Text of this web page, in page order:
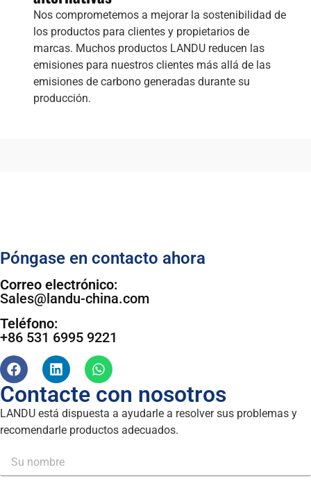
Nos comprometemos a mejorar la sostenibilidad de
los productos para clientes y propietarios de
marcas. Muchos productos LANDU reducen las
emisiones para nuestros clientes más allá de las
emisiones de carbono generadas durante su
producción.
Póngase en contacto ahora
Correo electrónico:
Sales@landu-china.com
Teléfono:
+86 531 6995 9221
Contacte con nosotros
LANDU está dispuesta a ayudarle a resolver sus problemas y
recomendarle productos adecuados.